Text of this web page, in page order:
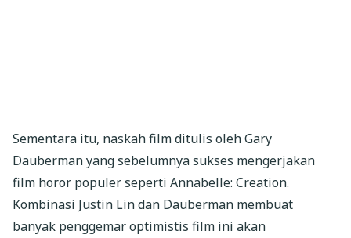
Sementara itu, naskah film ditulis oleh Gary
Dauberman yang sebelumnya sukses mengerjakan
film horor populer seperti Annabelle: Creation.
Kombinasi Justin Lin dan Dauberman membuat
banyak penggemar optimistis film ini akan